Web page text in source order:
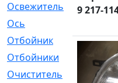
Освежитель
Ось
Отбойник
Отбойники
Очиститель
9 217-